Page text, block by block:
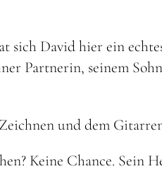
sich David hier ein
Partnerin, seinem
und dem
Keine Chance. Sein